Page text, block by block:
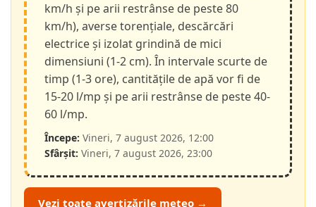
km/h și pe arii restrânse de peste 80
km/h), averse torențiale, descărcări
electrice și izolat grindină de mici
dimensiuni (1-2 cm). În intervale scurte de
timp (1-3 ore), cantitățile de apă vor fi de
15-20 l/mp și pe arii restrânse de peste 40-
60 l/mp.
Începe: Vineri, 7 august 2026, 12:00
Sfârșit: Vineri, 7 august 2026, 23:00
Vezi toate avertizările meteo →